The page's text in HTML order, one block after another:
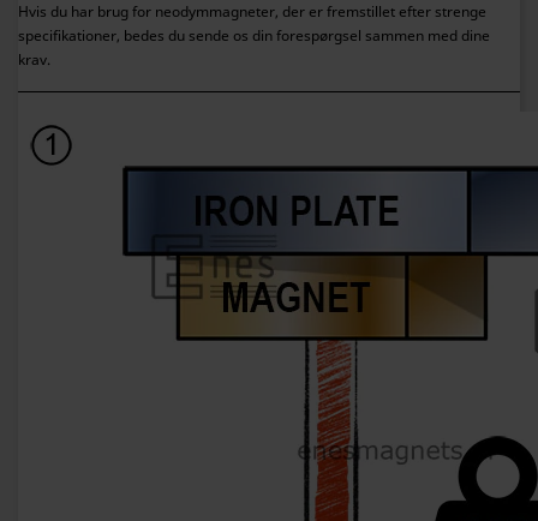
Hvis du har brug for neodymmagneter, der er fremstillet efter strenge
specifikationer, bedes du sende os din forespørgsel sammen med dine
krav.